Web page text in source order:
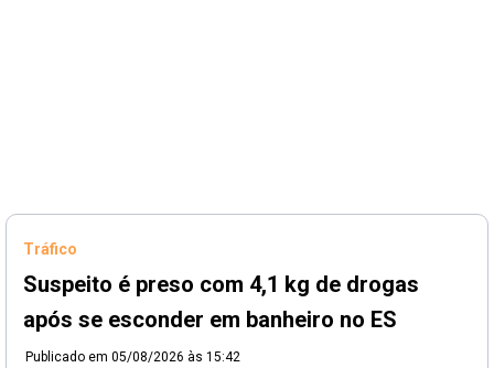
Tráfico
Suspeito é preso com 4,1 kg de drogas
após se esconder em banheiro no ES
Publicado em 05/08/2026 às 15:42